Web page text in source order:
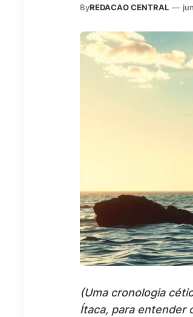
ByREDACAO CENTRAL —
(Uma cronologia
Ítaca, para entender